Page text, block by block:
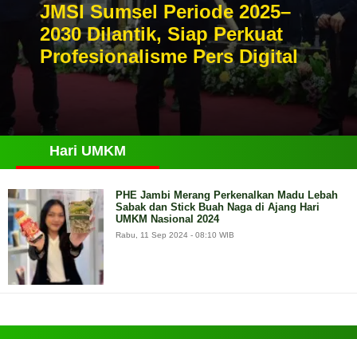
JMSI Sumsel Periode 2025–
2030 Dilantik, Siap Perkuat
Profesionalisme Pers Digital
Hari UMKM
PHE Jambi Merang Perkenalkan Madu Lebah
Sabak dan Stick Buah Naga di Ajang Hari
UMKM Nasional 2024
Rabu, 11 Sep 2024 - 08:10 WIB